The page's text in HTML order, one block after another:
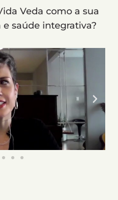
Veda como a sua
saúde integrativa?